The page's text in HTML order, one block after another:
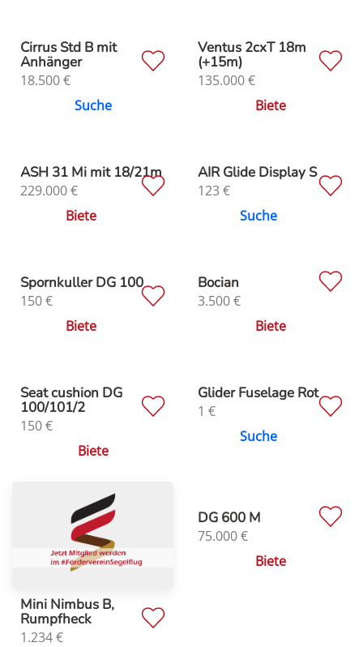
Cirrus Std B mit
Anhänger
18.500€
Suche
Ventus 2cxT 18m
(+15m)
135.000€
Biete
ASH 31 Mi mit 18/21m
229.000€
Biete
AIR Glide Display S
123 €
Suche
Spornkuller DG 100
150€
Biete
Bocian
3.500€
Biete
Seat cushion DG
100/101/2
150€
Biete
Glider Fuselage Rot
1 €
Suche
Mini Nimbus B,
Rumpfheck
1.234€
DG 600 M
75.000€
Biete